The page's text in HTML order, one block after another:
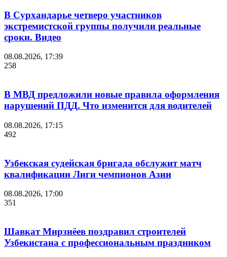
В Сурхандарье четверо участников
экстремистской группы получили реальные
сроки. Видео
08.08.2026, 17:39
258
В МВД предложили новые правила оформления
нарушений ПДД. Что изменится для водителей
08.08.2026, 17:15
492
Узбекская судейская бригада обслужит матч
квалификации Лиги чемпионов Азии
08.08.2026, 17:00
351
Шавкат Мирзиёев поздравил строителей
Узбекистана с профессиональным праздником